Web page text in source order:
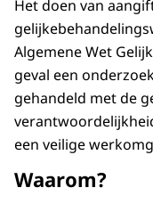
Het doen van
Algemene Wet
geval een
gehandeld met de
een veilige
Waarom?